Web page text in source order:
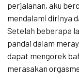
perjalanan, aku
mendalami dirinya
Setelah beberapa
pandai dalam
dapat mengorek
merasakan